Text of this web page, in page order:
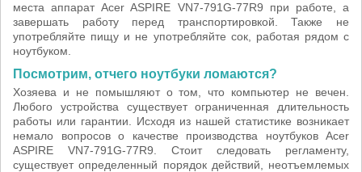
места аппарат Acer ASPIRE VN7-791G-77R9 при работе, а
завершать работу перед транспортировкой. Также не
употребляйте пищу и не употребляйте сок, работая рядом с
ноутбуком.
Посмотрим, отчего ноутбуки ломаются?
Хозяева и не помышляют о том, что компьютер не вечен.
Любого устройства существует ограниченная длительность
работы или гарантии. Исходя из нашей статистике возникает
немало вопросов о качестве производства ноутбуков Acer
ASPIRE VN7-791G-77R9. Стоит следовать регламенту,
существует определенный порядок действий, неотъемлемых